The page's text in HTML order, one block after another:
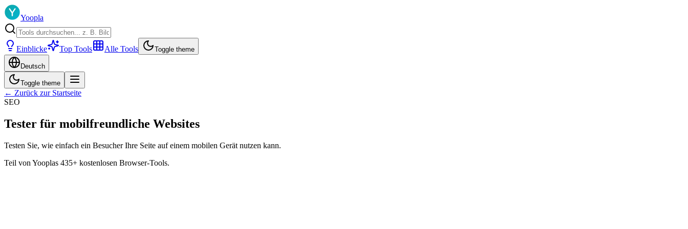
Yoopla
Einblicke Top Tools Alle Tools Toggle theme
Deutsch
Toggle theme
← Zurück zur Startseite
SEO
Tester für mobilfreundliche Websites
Testen Sie, wie einfach ein Besucher Ihre Seite auf einem mobilen Gerät nutzen kann.
Teil von Yooplas 435+ kostenlosen Browser-Tools.